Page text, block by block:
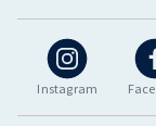
Instagram